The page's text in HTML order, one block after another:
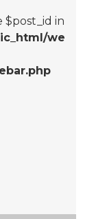
$post_id in
we